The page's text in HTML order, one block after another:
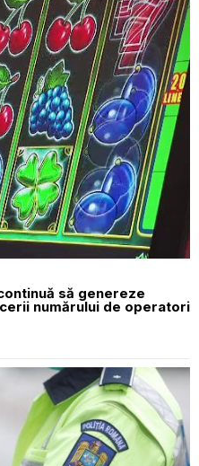
să genereze
numărului de operatori